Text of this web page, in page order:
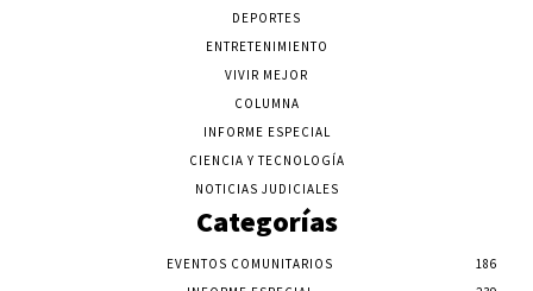
DEPORTES
ENTRETENIMIENTO
VIVIR MEJOR
COLUMNA
INFORME ESPECIAL
CIENCIA Y TECNOLOGÍA
NOTICIAS JUDICIALES
Categorías
EVENTOS COMUNITARIOS
186